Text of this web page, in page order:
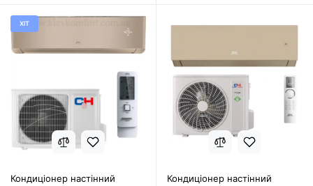
ХІТ
Кондиціонер настінний
Кондиціонер настінний